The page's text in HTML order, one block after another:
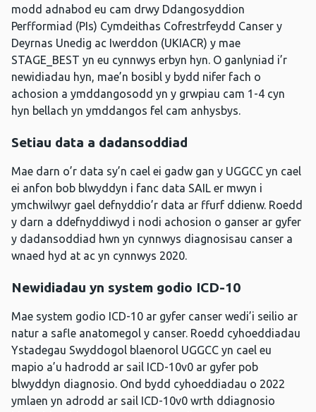
modd adnabod eu cam drwy Ddangosyddion
Perfformiad (PIs) Cymdeithas Cofrestrfeydd Canser y
Deyrnas Unedig ac Iwerddon (UKIACR) y mae
STAGE_BEST yn eu cynnwys erbyn hyn. O ganlyniad i’r
newidiadau hyn, mae’n bosibl y bydd nifer fach o
achosion a ymddangosodd yn y grwpiau cam 1-4 cyn
hyn bellach yn ymddangos fel cam anhysbys.
Setiau data a dadansoddiad
Mae darn o’r data sy’n cael ei gadw gan y UGGCC yn cael
ei anfon bob blwyddyn i fanc data SAIL er mwyn i
ymchwilwyr gael defnyddio’r data ar ffurf ddienw. Roedd
y darn a ddefnyddiwyd i nodi achosion o ganser ar gyfer
y dadansoddiad hwn yn cynnwys diagnosisau canser a
wnaed hyd at ac yn cynnwys 2020.
Newidiadau yn system godio ICD-10
Mae system godio ICD-10 ar gyfer canser wedi’i seilio ar
natur a safle anatomegol y canser. Roedd cyhoeddiadau
Ystadegau Swyddogol blaenorol UGGCC yn cael eu
mapio a’u hadrodd ar sail ICD-10v0 ar gyfer pob
blwyddyn diagnosio. Ond bydd cyhoeddiadau o 2022
ymlaen yn adrodd ar sail ICD-10v0 wrth ddiagnosio